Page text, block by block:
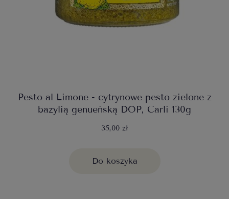
Pesto al Limone - cytrynowe pesto zielone z
bazylią genueńską DOP, Carli 130g
35,00 zł
Do koszyka